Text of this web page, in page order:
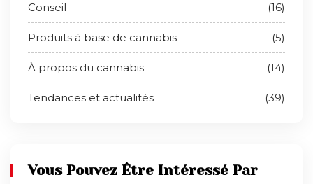
Conseil (16)
Produits à base de cannabis (5)
À propos du cannabis (14)
Tendances et actualités (39)
Vous Pouvez Être Intéressé Par